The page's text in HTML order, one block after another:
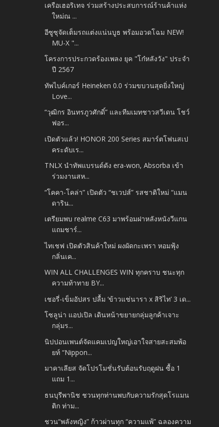
เครือเฮอริเทจ ร่วมสร้างประสบการณ์ร้านค้าแห่ง
ใหม่ณ ...
อีซูซุจัดเต็มรถแต่งแน่นบูธ พร้อมอวดโฉม NEW!
MU-X "...
โครงการประกวดร้องเพลง ยุค "โก๋หลังวัง" ประจำ
ปี 2567
ทัพไบค์เกอร์ Heineken 0.0 ร่วมขบวนสุดยิ่งใหญ่
Love...
“วุฒิกร อินทรภูวศักดิ์” และทีมเมทชาวสวีเดน โชว์
ฟอร...
เปิดตัวแล้ว! HONOR 200 Series สมาร์ตโฟนสเป
คระดับเร...
TNLX นำทัพแบรนด์ดัง era-won, Absorba เข้า
ร่วมงานสห...
“โคคา-โคล่า” เปิดตัว “ชเวปส์” รสชาติใหม่ “แมน
ดาริน...
เตรียมพบ realme C63 มาพร้อมฝาหลังหนังวีแกน
แถมชาร์...
ไทเชฟ เปิดตัวสินค้าใหม่ ผงผัดกะเพรา หอมฟุ้ง
กลิ่นเค...
WIN ALL CHALLENGES WIN ทุกคราบ ชนะทุก
ความท้าทาย BY...
เชอรี่-เข็มอัปสร ปลื้ม ‘ข้าวแช่นารา x สิริไท’ 3 เด...
โซลูน่า แอปเปิล เดินหน้าขยายกลุ่มลูกค้าเจาะ
กลุ่มร...
นิปปอนเพนต์จัดแคมเปญใหญ่เอาใจสายสะสมพ้อ
ยท์ “Nippon...
มาคาเลียส จัดโปรโมชั่นรับต้อนรับฤดูฝน ซื้อ 1
แถม 1...
ธนบุรีพานิช ชวนทุกท่านพบกับความรักสุดโรแมน
ติก ท่าม...
ชวน“พลังหญิง” ก้าวผ่านทุก “ความแพ้” ฉลองความ